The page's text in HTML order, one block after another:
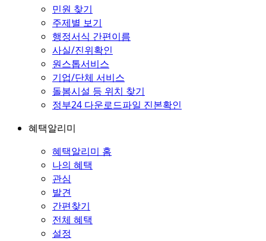
민원 찾기
주제별 보기
행정서식 간편이름
사실/진위확인
원스톱서비스
기업/단체 서비스
돌봄시설 등 위치 찾기
정부24 다운로드파일 진본확인
혜택알리미
혜택알리미 홈
나의 혜택
관심
발견
간편찾기
전체 혜택
설정